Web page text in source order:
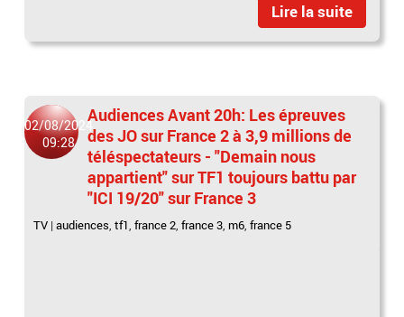
Lire la suite
02/08/2024
09:28
Audiences Avant 20h: Les épreuves
des JO sur France 2 à 3,9 millions de
téléspectateurs - "Demain nous
appartient" sur TF1 toujours battu par
"ICI 19/20" sur France 3
TV |audiences,tf1,france 2,france 3, m6,france 5